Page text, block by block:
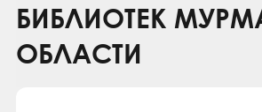
БИБЛИОТЕК
ОБЛАСТИ